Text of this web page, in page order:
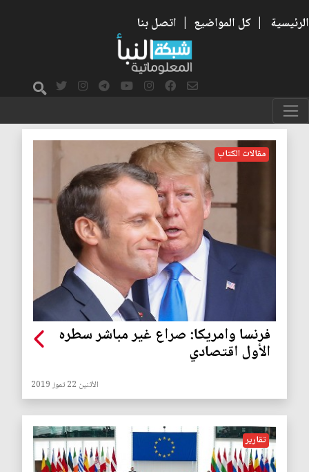
الرئيسية | كل المواضيع | اتصل بنا
المصالح الخاصة
مقالات الكتاب
فرنسا وامريكا: صراع غير مباشر سطره
الأول اقتصادي
الأثنين 22 تموز 2019
تقارير